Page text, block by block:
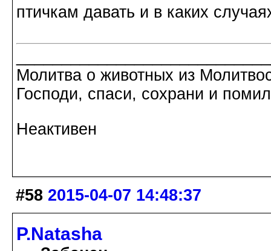
птичкам давать и в каких
Молитва о животных из
Господи, спаси, сохрани и
Неактивен
#58 2015-04-07 14:48:37
P.Natasha